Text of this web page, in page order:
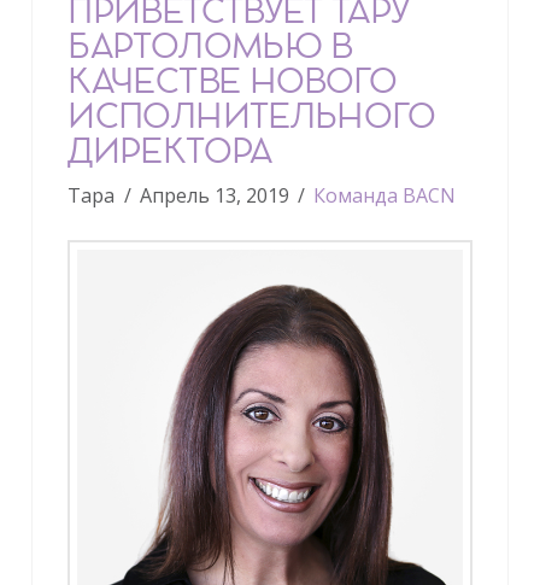
ПРИВЕТСТВУЕТ ТАРУ
БАРТОЛОМЬЮ В
КАЧЕСТВЕ НОВОГО
ИСПОЛНИТЕЛЬНОГО
ДИРЕКТОРА
Тара Апрель 13, 2019 Команда BACN